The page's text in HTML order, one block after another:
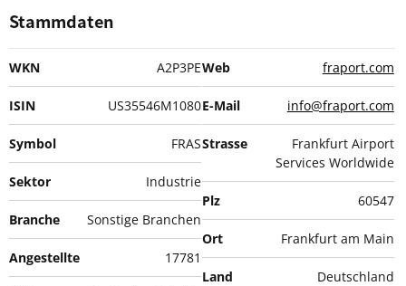
Stammdaten
WKN A2P3PE
ISIN US35546M1080
Symbol FRAS
Sektor Industrie
Branche Sonstige Branchen
Angestellte 17781
Web fraport.com
E-Mail info@fraport.com
Strasse
Frankfurt Airport
Services Worldwide
Plz 60547
Ort Frankfurt am Main
Land Deutschland